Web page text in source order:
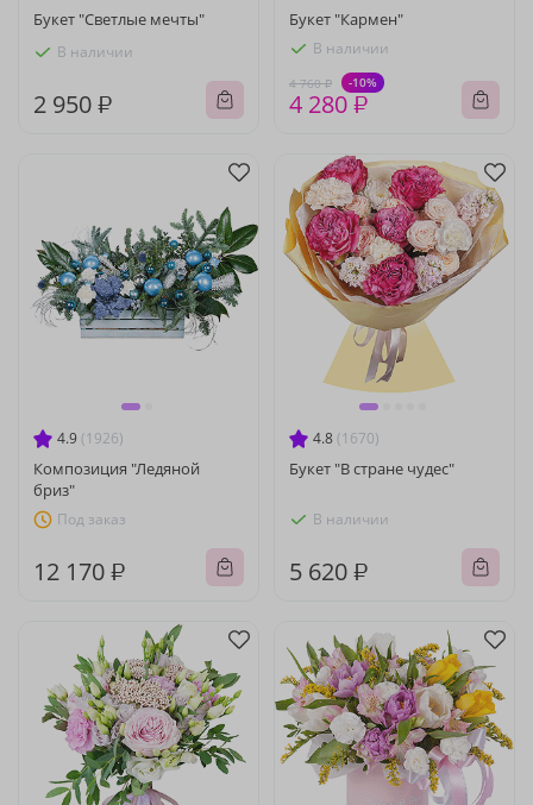
Букет "Светлые мечты"
В наличии
2 950 ₽
Букет "Кармен"
В наличии
4 760 ₽ -10%
4 280 ₽
4.9 (1926)
Композиция "Ледяной
бриз"
Под заказ
12 170 ₽
4.8 (1670)
Букет "В стране чудес"
В наличии
5 620 ₽